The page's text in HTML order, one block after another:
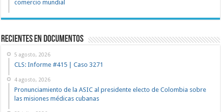
comercio mundial
recientes en documentos
5 agosto, 2026
CLS: Informe #415 | Caso 3271
4 agosto, 2026
Pronunciamiento de la ASIC al presidente electo de Colombia sobre
las misiones médicas cubanas